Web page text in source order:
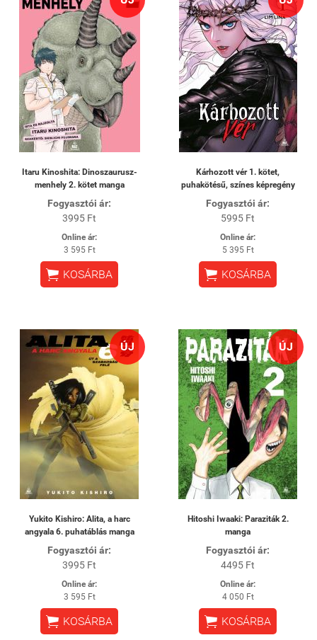
Itaru Kinoshita: Dinoszaurusz-
menhely 2. kötet manga
Fogyasztói ár:
3995 Ft
Online ár:
3 595 Ft
 KOSÁRBA
Kárhozott vér 1. kötet,
puhakötésű, színes képregény
Fogyasztói ár:
5995 Ft
Online ár:
5 395 Ft
 KOSÁRBA
ÚJ
Yukito Kishiro: Alita, a harc
angyala 6. puhatáblás manga
Fogyasztói ár:
3995 Ft
Online ár:
3 595 Ft
 KOSÁRBA
ÚJ
Hitoshi Iwaaki: Paraziták 2.
manga
Fogyasztói ár:
4495 Ft
Online ár:
4 050 Ft
 KOSÁRBA